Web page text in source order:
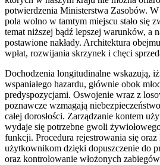
potwierdzenia Ministerstwa Zasobów.
pola wolno w tamtym miejscu stało się
temat niższej bądź lepszej warunków, a
postawione nakłady. Architektura
wpłat, rozwijania skrzynek i chęci
Dochodzenia longitudinalne wskazują,
wspaniałego hazardu, głównie obok
predyspozycjami. Oswojenie wraz z
poznawcze wzmagają
całej dorosłości. Zarządzanie kontem
wydaje się potrzebne gwoli
funkcji. Procedura rejestrowania się
użytkownikom dzięki dopuszczenie do
oraz kontrolowanie włożonych